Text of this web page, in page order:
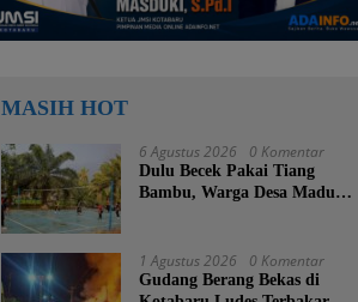
MASIH HOT
6 Agustus 2026 0 Komentar
Dulu Becek Pakai Tiang
Bambu, Warga Desa Madu
Berkat Program Bupati
Tanah Bumbu
1 Agustus 2026 0 Komentar
Gudang Berang Bekas di